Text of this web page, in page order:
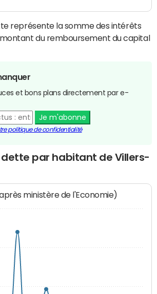
représente la somme des intérêts
du remboursement du capital
et bons plans directement par e-
Je m'abonne
politique de confidentialité
dette par habitant de Villers-
ministère de l'Economie)